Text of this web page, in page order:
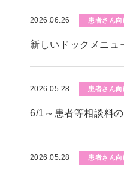
2026.06.26 患者さん向
新しいドックメニュ
2026.05.28 患者さん向
6/1～患者等相談料
2026.05.28 患者さん向